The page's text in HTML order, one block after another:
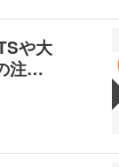
や大
注…